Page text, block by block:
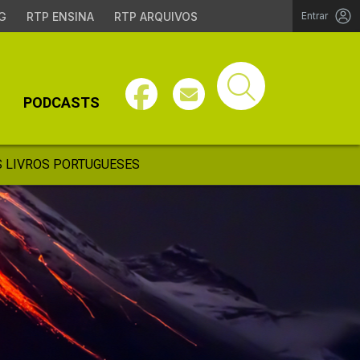
RTP ENSINA RTP ARQUIVOS Entrar
PODCASTS
LIVROS PORTUGUESES